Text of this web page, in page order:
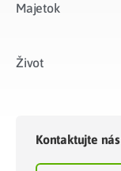
Majetok​
Život​
Kontaktujte nás